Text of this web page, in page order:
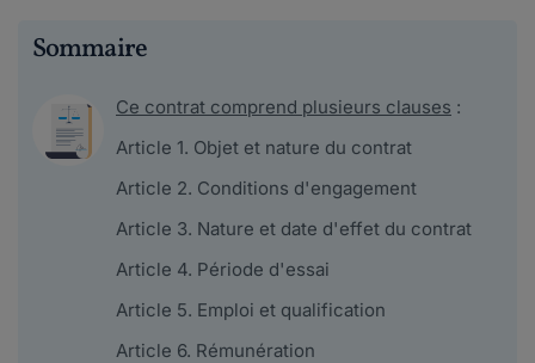
Sommaire
Ce contrat comprend plusieurs clauses :
Article 1. Objet et nature du contrat
Article 2. Conditions d'engagement
Article 3. Nature et date d'effet du contrat
Article 4. Période d'essai
Article 5. Emploi et qualification
Article 6. Rémunération